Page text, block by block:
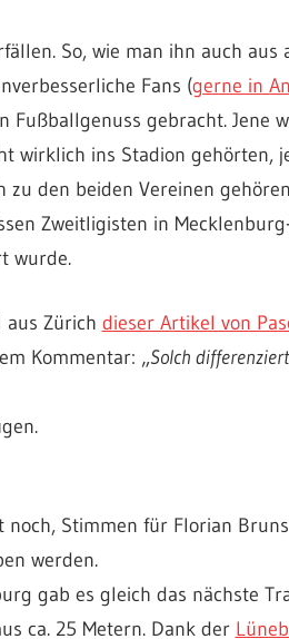
So, wie man ihn auch
Fans (gerne in
Fußballgenuss gebracht. Jene
wirklich ins Stadion gehörten,
den beiden Vereinen
Zweitligisten in
wurde.
aus Zürich dieser Artikel von
Kommentar: „Solch
Stimmen für Florian
werden.
gab es gleich das nächste
ca. 25 Metern. Dank der